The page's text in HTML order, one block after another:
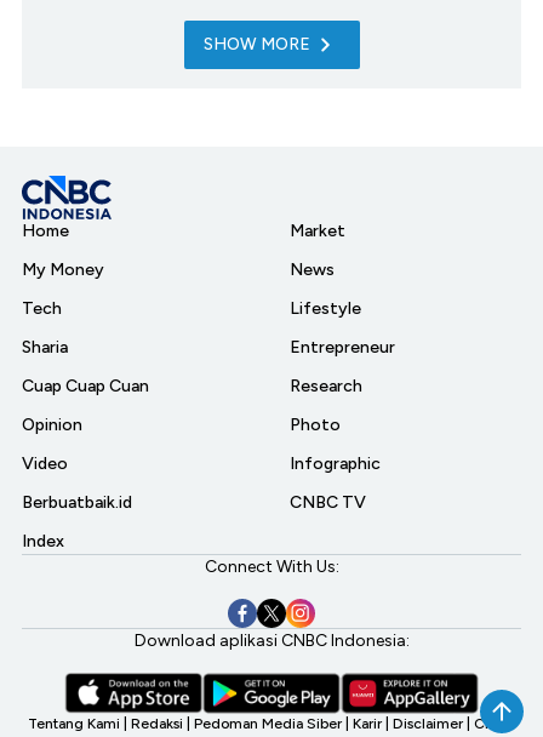
SHOW MORE
Home
My Money
Tech
Sharia
Cuap Cuap Cuan
Opinion
Video
Berbuatbaik.id
Index
Market
News
Lifestyle
Entrepreneur
Research
Photo
Infographic
CNBC TV
Connect With Us:
Download aplikasi CNBC Indonesia:
Tentang Kami Redaksi Pedoman Media Siber Karir Disclaimer CNBC